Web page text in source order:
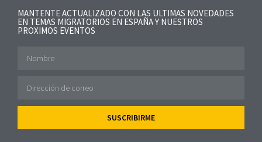
MANTENTE ACTUALIZADO CON LAS ULTIMAS NOVEDADES
EN TEMAS MIGRATORIOS EN ESPAÑA Y NUESTROS
PROXIMOS EVENTOS
SUSCRIBIRME